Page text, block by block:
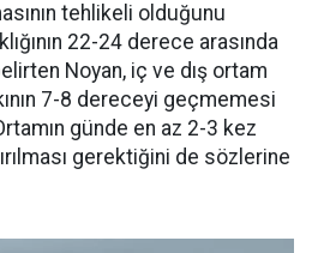
tehlikeli olduğunu
22-24 derece arasında
Noyan, iç ve dış ortam
7-8 dereceyi geçmemesi
günde en az 2-3 kez
gerektiğini de sözlerine